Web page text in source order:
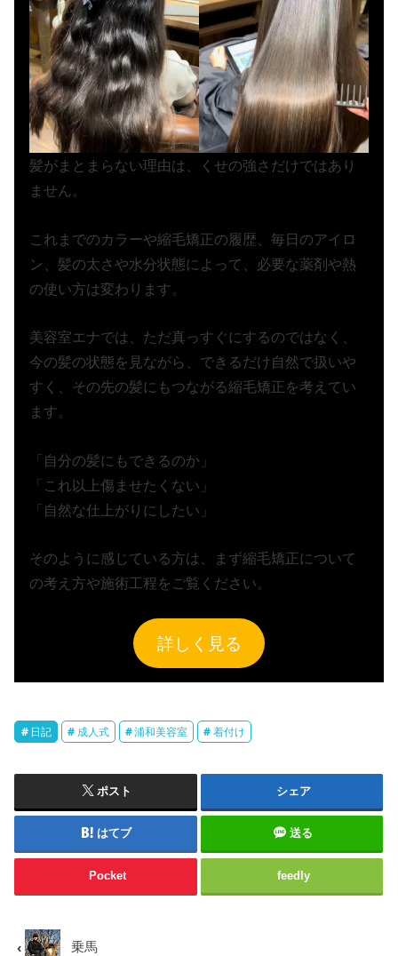
髪がまとまらない理由は、くせの強さだけではあり
ません。
これまでのカラーや縮毛矯正の履歴、毎日のアイロ
ン、髪の太さや水分状態によって、必要な薬剤や熱
の使い方は変わります。
美容室エナでは、ただ真っすぐにするのではなく、
今の髪の状態を見ながら、できるだけ自然で扱いや
すく、その先の髪にもつながる縮毛矯正を考えてい
ます。
「自分の髪にもできるのか」
「これ以上傷ませたくない」
「自然な仕上がりにしたい」
そのように感じている方は、まず縮毛矯正について
の考え方や施術工程をご覧ください。
詳しく見る
日記 成人式 浦和美容室 着付け
ポスト シェア
はてブ 送る
Pocket feedly
乗馬